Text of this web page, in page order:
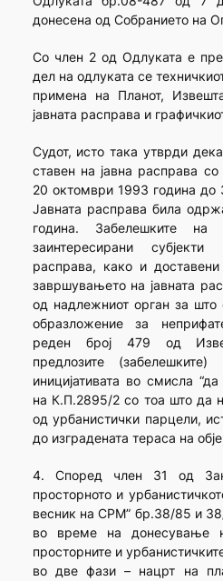
донесена од Собранието на
Со член 2 од Одлуката е
дел на одлуката се
примена на Планот,
јавната расправа и
Судот, исто така утврди
ставен на јавна расправа
20 октомври 1993 година до
Јавната расправа била
година. Забелешките на
заинтересирани
расправа, како и
завршувањето на јавната
од надлежниот орган за што
образложение за
реден број 479 од
предлозите
иницијативата во смисла
на К.П.2895/2 со тоа што да
од урбанистички парцели,
до изградената тераса на
4. Според член 31 од
просторното и
весник на СРМ” бр.38/85 и
во време на донесување
просторните и
во две фази – нацрт на